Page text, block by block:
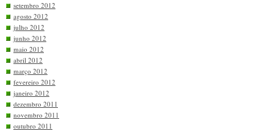
setembro 2012
agosto 2012
julho 2012
junho 2012
maio 2012
abril 2012
março 2012
fevereiro 2012
janeiro 2012
dezembro 2011
novembro 2011
outubro 2011